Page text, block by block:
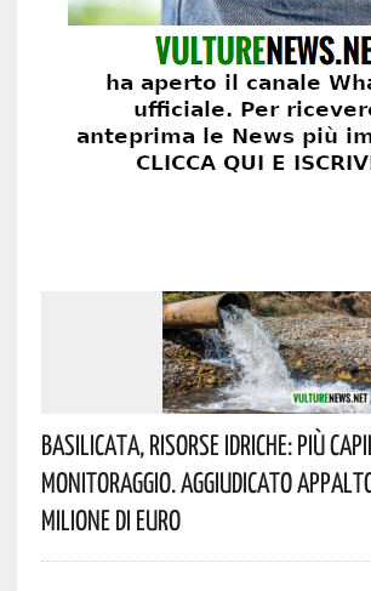
Basilicata, Risorse Idriche: Più
Monitoraggio. Aggiudicato
Milione Di Euro